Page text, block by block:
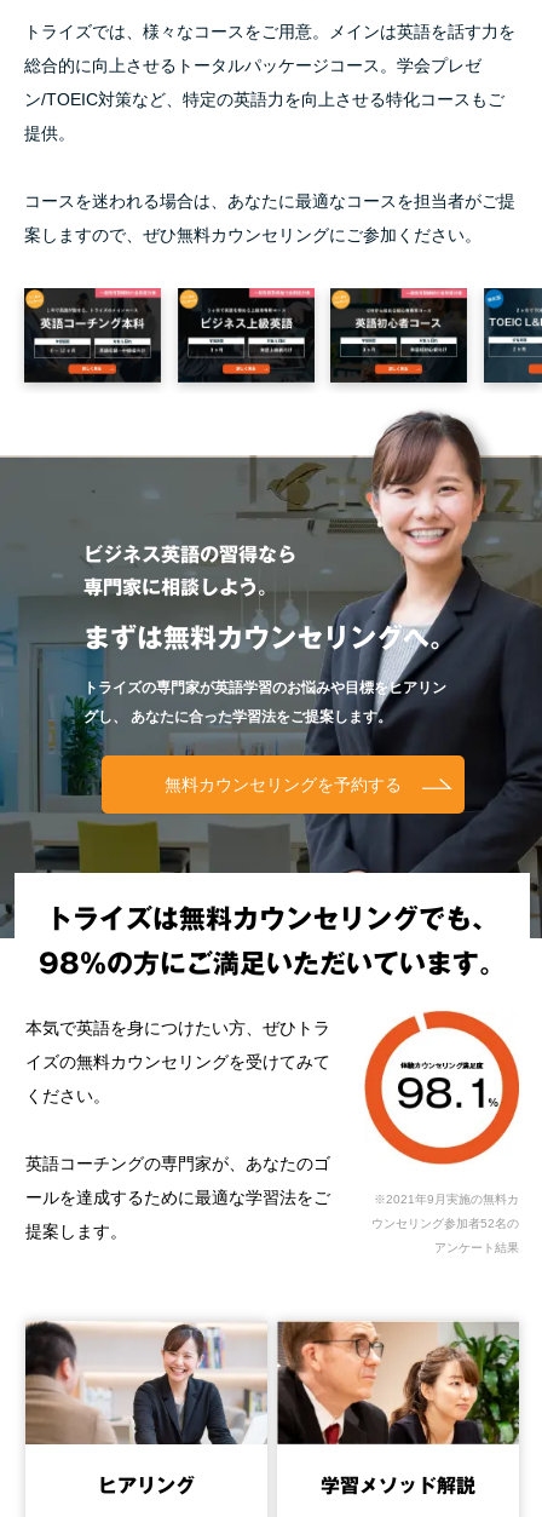
トライズでは、様々なコースをご用意。メインは英語を話す力を
総合的に向上させるトータルパッケージコース。学会プレゼ
ン/TOEIC対策など、特定の英語力を向上させる特化コースもご
提供。
コースを迷われる場合は、あなたに最適なコースを担当者がご提
案しますので、ぜひ無料カウンセリングにご参加ください。
ビジネス英語の習得なら
専門家に相談しよう。
まずは無料カウンセリングへ。
トライズの専門家が英語学習のお悩みや目標をヒアリン
グし、
あなたに合った学習法をご提案します。
無料カウンセリングを予約する
トライズは無料カウンセリングでも、
98%の方にご満足いただいています。
本気で英語を身につけたい方、ぜひトラ
イズの無料カウンセリングを受けてみて
ください。
英語コーチングの専門家が、あなたのゴ
ールを達成するために最適な学習法をご
提案します。
※2021年9月実施の無料カ
ウンセリング参加者52名の
アンケート結果
ヒアリング 学習メソッド解説